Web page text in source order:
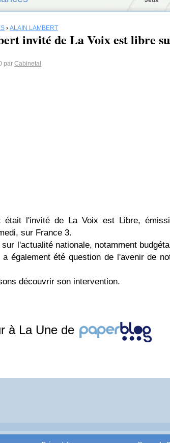
› ALAIN LAMBERT
invité de La Voix est libre
par Cabinetal
était l'invité de La Voix est Libre,
sur France 3.
l'actualité nationale, notamment
également été question de l'avenir de
découvrir son intervention.
à La Une de